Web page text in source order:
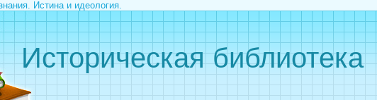
Истина и идеология.
Историческая библиотека